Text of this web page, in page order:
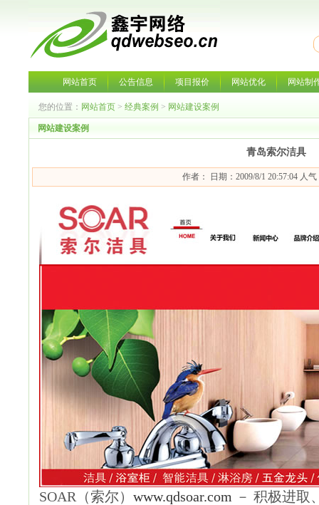
网站首页 公告信息 项目报价 网站优化 网站制
您的位置： 网站首页 > 经典案例 > 网站建设案例
网站建设案例
青岛索尔洁具
作者： 日期：2009/8/1 20:57:04 人气
SOAR（索尔） www.qdsoar.com － 积极进取